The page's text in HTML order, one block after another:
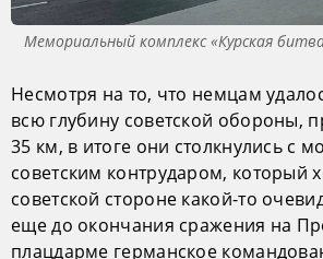
Мемориальный комплекс «Курская
Несмотря на то, что немцам
всю глубину советской обороны,
35 км, в итоге они столкнулись с
советским контрударом, который
советской стороне какой-то
еще до окончания сражения на
плацдарме германское